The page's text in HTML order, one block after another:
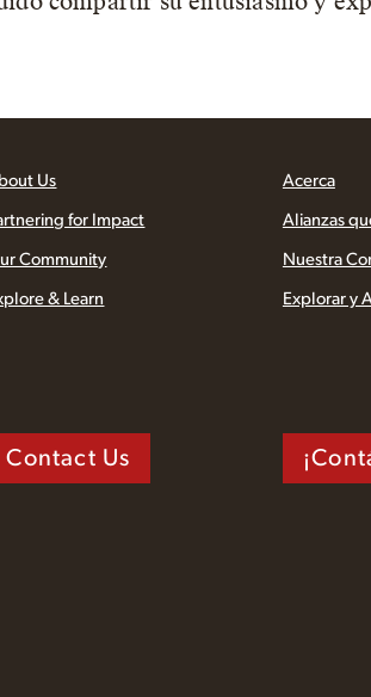
Us
for Impact
Community
& Learn
Contact Us
Acerca
Alianzas
Nuestra
Explorar y